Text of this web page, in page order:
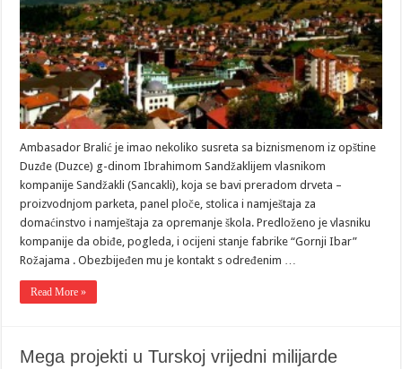
Ambasador Bralić je imao nekoliko susreta sa biznismenom iz opštine
Duzđe (Duzce) g-dinom Ibrahimom Sandžaklijem vlasnikom
kompanije Sandžakli (Sancakli), koja se bavi preradom drveta –
proizvodnjom parketa, panel ploče, stolica i namještaja za
domaćinstvo i namještaja za opremanje škola. Predloženo je vlasniku
kompanije da obiđe, pogleda, i ocijeni stanje fabrike “Gornji Ibar”
Rožajama . Obezbijeđen mu je kontakt s određenim …
Read More »
Mega projekti u Turskoj vrijedni milijarde